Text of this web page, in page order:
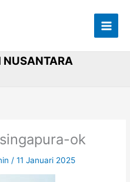
ok
/11 Januari 2025